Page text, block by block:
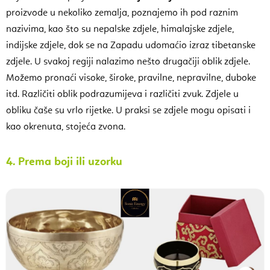
proizvode u nekoliko zemalja, poznajemo ih pod raznim
nazivima, kao što su nepalske zdjele, himalajske zdjele,
indijske zdjele, dok se na Zapadu udomaćio izraz tibetanske
zdjele. U svakoj regiji nalazimo nešto drugačiji oblik zdjele.
Možemo pronaći visoke, široke, pravilne, nepravilne, duboke
itd. Različiti oblik podrazumijeva i različiti zvuk. Zdjele u
obliku čaše su vrlo rijetke. U praksi se zdjele mogu opisati i
kao okrenuta, stojeća zvona.
4. Prema boji ili uzorku